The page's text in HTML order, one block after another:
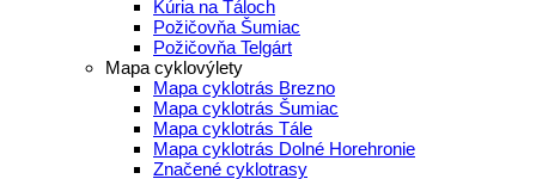
Kúria na Táloch
Požičovňa Šumiac
Požičovňa Telgárt
Mapa cyklovýlety
Mapa cyklotrás Brezno
Mapa cyklotrás Šumiac
Mapa cyklotrás Tále
Mapa cyklotrás Dolné Horehronie
Značené cyklotrasy